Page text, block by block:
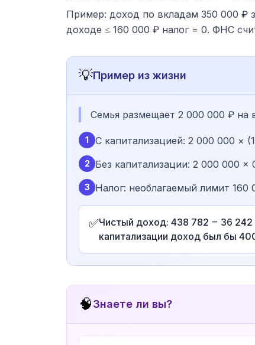
Пример: доход по вкладам 350 000 ₽
доходе ≤ 160 000 ₽ налог = 0. ФНС
💡Пример из жизни
Семья размещает 2 000 000 ₽ на
1 С капитализацией: 2 000 000 ×
2 Без капитализации: 2 000 000
3 Налог: необлагаемый лимит
✅Чистый доход: 438 782 − 36 242
капитализации доход был бы
🧠Знаете ли вы?